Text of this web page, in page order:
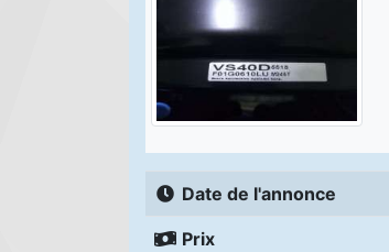
Date de l'annonce
Prix